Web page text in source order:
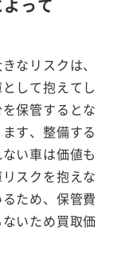
よって
なリスクは、
して抱えてし
保管するとな
す、整備する
い車は価値も
スクを抱えな
ため、保管費
いため買取価